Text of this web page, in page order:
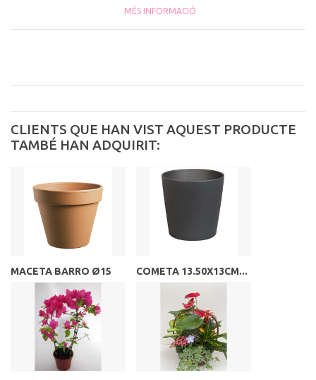
MÉS INFORMACIÓ
CLIENTS QUE HAN VIST AQUEST PRODUCTE
TAMBÉ HAN ADQUIRIT:
MACETA BARRO Ø15 COMETA 13.50X13CM...